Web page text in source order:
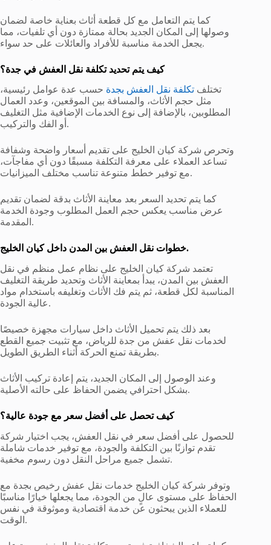
كما يتم التعامل مع كل قطعة أثاث بعناية خاصة لضمان
وصولها إلى المكان الجديد بحالة ممتازة دون أي تلفيات، مما
يجعل الخدمة مناسبة للأفراد والعائلات على حد سواء.
كيف يتم تحديد تكلفة نقل العفش في جدة؟
تختلف تكلفة نقل العفش بجدة حسب عدة عوامل رئيسية،
مثل حجم الأثاث، والمسافة بين الموقعين، وعدد العمال
المطلوبين، بالإضافة إلى نوع الخدمات الإضافية مثل التغليف
أو الفك والتركيب.
وتحرص شركة كيان الخليج على تقديم أسعار واضحة وشفافة
تساعد العملاء على معرفة التكلفة مسبقًا دون أي مفاجآت،
مع توفير خطط متنوعة تناسب مختلف الميزانيات.
كما يتم تحديد السعر بعد معاينة الأثاث بدقة لضمان تقديم
عرض مناسب يعكس حجم العمل المطلوب وجودة الخدمة
المقدمة.
خطوات نقل العفش بين المدن داخل كيان الخليج.
تعتمد شركة كيان الخليج على نظام عمل منظم في نقل
العفش بين المدن، يبدأ بمعاينة الأثاث وتحديد طريقة التغليف
المناسبة لكل قطعة، ثم يتم فك الأثاث وتغليفه باستخدام مواد
عالية الجودة.
بعد ذلك يتم تحميل الأثاث داخل سيارات مجهزة خصيصًا
لخدمات نقل عفش من جدة للرياض، مع تثبيت جميع القطع
بطريقة تمنع الحركة أثناء الطريق الطويل.
وعند الوصول إلى المكان الجديد، يتم إعادة تركيب الأثاث
بشكل احترافي يضمن الحفاظ على حالته الأصلية.
كيف تحصل على أفضل سعر مع جودة عالية؟
للحصول على أفضل سعر في نقل العفش، يجب اختيار شركة
تقدم توازنًا بين التكلفة والجودة، مع توفير خدمات شاملة
تشمل جميع مراحل النقل دون رسوم مخفية.
وتوفر شركة كيان الخليج خدمات نقل عفش رخيص بجدة مع
الحفاظ على مستوى عالٍ من الجودة، مما يجعلها خيارًا مناسبًا
للعملاء الذين يبحثون عن خدمة اقتصادية وموثوقة في نفس
الوقت.